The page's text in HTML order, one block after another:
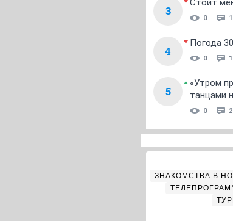
3
Стоит
0
4
Погода
0
5
«Утром
танцами
0
ЗНАКОМСТВА В